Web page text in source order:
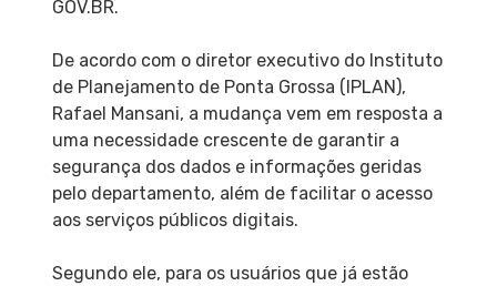
GOV.BR.
De acordo com o diretor executivo do Instituto
de Planejamento de Ponta Grossa (IPLAN),
Rafael Mansani, a mudança vem em resposta a
uma necessidade crescente de garantir a
segurança dos dados e informações geridas
pelo departamento, além de facilitar o acesso
aos serviços públicos digitais.
Segundo ele, para os usuários que já estão